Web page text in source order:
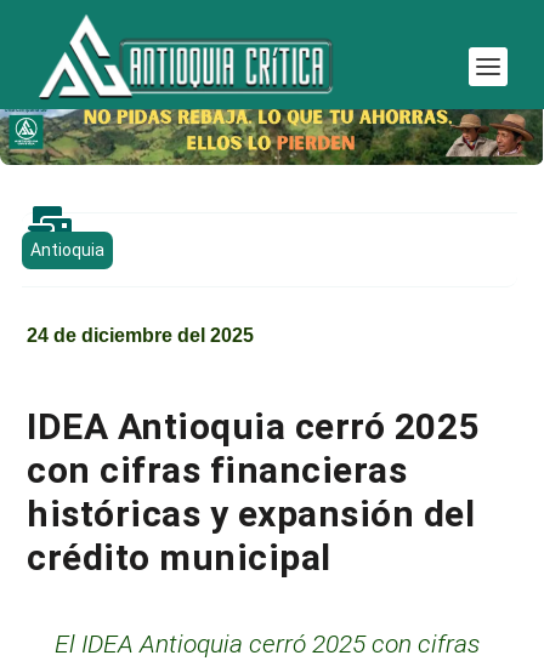

Antioquia
24 de diciembre del 2025
IDEA Antioquia cerró 2025
con cifras financieras
históricas y expansión del
crédito municipal
El IDEA Antioquia cerró 2025 con cifras